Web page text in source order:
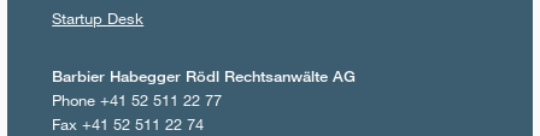
Startup Desk
Barbier Habegger Rödl Rechtsanwälte AG
Phone +41 52 511 22 77
Fax +41 52 511 22 74